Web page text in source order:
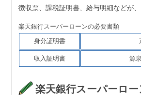
徴収票、課税証明書、給与明細などが
楽天銀行スーパーローンの必要書類
身分証明書
収入証明書 源
楽天銀行スーパーロ